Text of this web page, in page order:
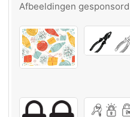
Afbeeldingen